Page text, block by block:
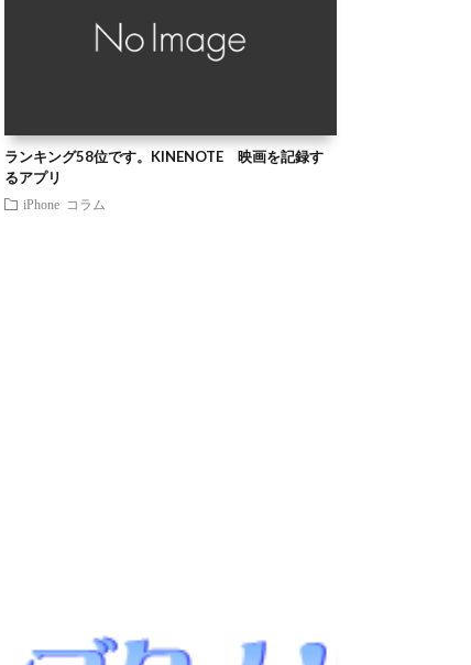
ランキング58位です。KINENOTE 映画を記録す
るアプリ
iPhone コラム